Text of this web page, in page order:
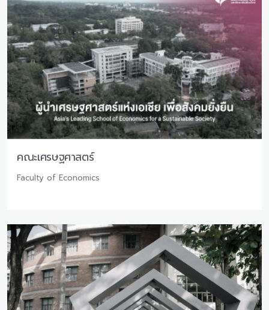
คณะเศรษฐศาสตร์
Faculty of Economics